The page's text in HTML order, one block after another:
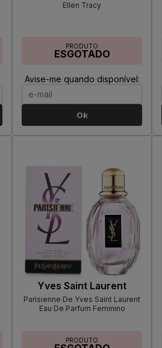
Ellen Tracy
PRODUTO
ESGOTADO
Avise-me quando disponível:
Ok
Yves Saint Laurent
Parisienne De Yves Saint Laurent
Eau De Parfum Feminino
PRODUTO